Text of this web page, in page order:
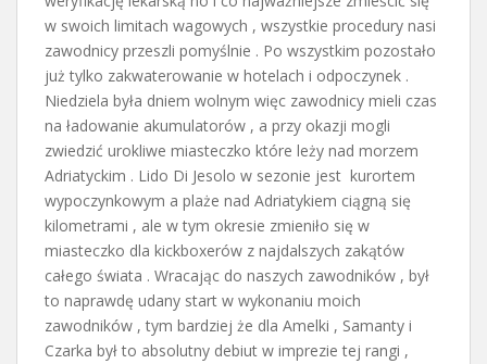
w swoich limitach wagowych , wszystkie procedury nasi
zawodnicy przeszli pomyślnie . Po wszystkim pozostało
już tylko zakwaterowanie w hotelach i odpoczynek .
Niedziela była dniem wolnym więc zawodnicy mieli czas
na ładowanie akumulatorów , a przy okazji mogli
zwiedzić urokliwe miasteczko które leży nad morzem
Adriatyckim . Lido Di Jesolo w sezonie jest kurortem
wypoczynkowym a plaże nad Adriatykiem ciągną się
kilometrami , ale w tym okresie zmieniło się w
miasteczko dla kickboxerów z najdalszych zakątów
całego świata . Wracając do naszych zawodników , był
to naprawdę udany start w wykonaniu moich
zawodników , tym bardziej że dla Amelki , Samanty i
Czarka był to absolutny debiut w imprezie tej rangi ,